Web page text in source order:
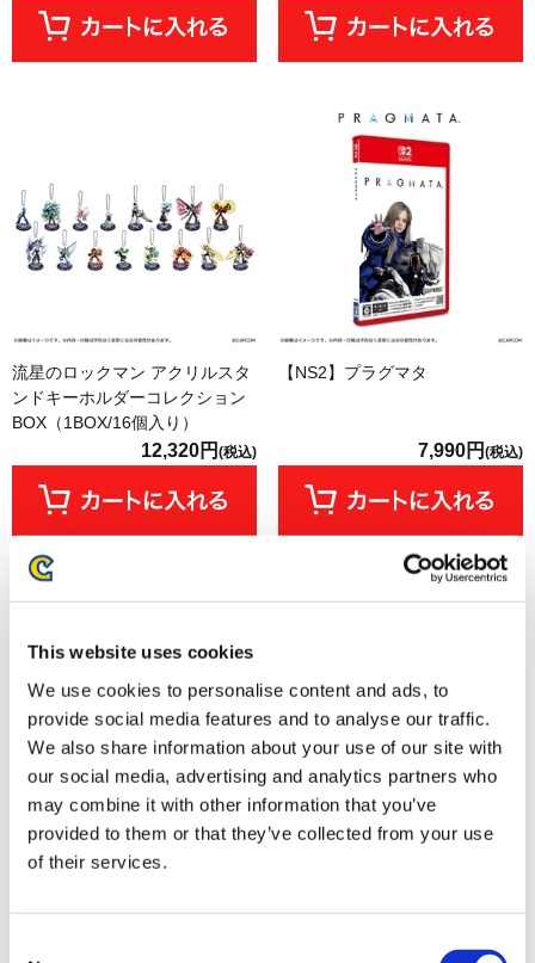
This website uses cookies
We use cookies to personalise content and ads, to
provide social media features and to analyse our traffic.
We also share information about your use of our site with
our social media, advertising and analytics partners who
may combine it with other information that you’ve
provided to them or that they’ve collected from your use
of their services.
流星のロックマン アクリルスタ
ンドキーホルダーコレクション
BOX（1BOX/16個入り）
12,320円 (税込)
【NS2】プラグマタ
7,990円 (税込)
【アルバム】プラグマタ オリジ
ナルサウンドトラック
【アルバム】モンスターハンタ
3,000円(税込)